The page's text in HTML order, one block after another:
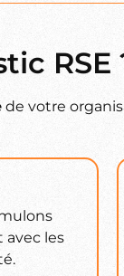
RSE
de votre
avec les